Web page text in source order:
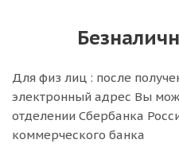
Для физ лиц : после
электронный адрес Вы
отделении Сбербанка
коммерческого банка